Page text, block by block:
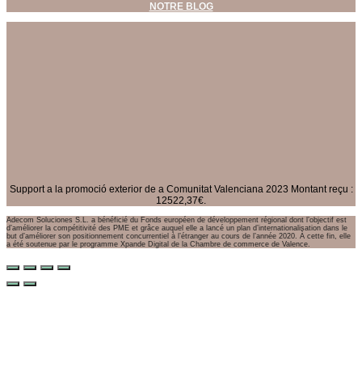
NOTRE BLOG
Support a la promoció exterior de a Comunitat Valenciana 2023 Montant reçu :
12522,37€.
Adecom Soluciones S.L. a bénéficié du Fonds européen de développement régional dont l’objectif est
d’améliorer la compétitivité des PME et grâce auquel elle a lancé un plan d’internationalisation dans le
but d’améliorer son positionnement concurrentiel à l’étranger au cours de l’année 2020. À cette fin, elle
a été soutenue par le programme Xpande Digital de la Chambre de commerce de Valence.